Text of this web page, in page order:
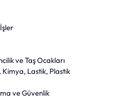
ve Taş Ocakları
Kimya, Lastik, Plastik
ve Güvenlik